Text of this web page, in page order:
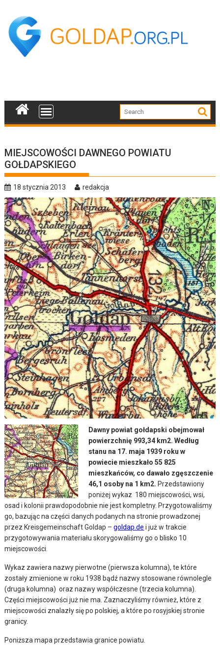
content
MIEJSCOWOŚCI DAWNEGO POWIATU
GOŁDAPSKIEGO
18 stycznia 2013 redakcja
Dawny powiat gołdapski obejmował
powierzchnię 993,34 km2. Według
stanu na 17. maja 1939 roku w
powiecie mieszkało 55 825
mieszkańców, co dawało zgęszczenie
46,1 osoby na 1 km2. Przedstawiony
poniżej wykaz 180 miejscowości, wsi,
osad i kolonii prawdopodobnie nie jest kompletny. Przygotowaliśmy
go, bazując na części danych podanych na stronie prowadzonej
przez Kreisgemeinschaft Goldap –goldap.de i już w trakcie
przygotowywania materiału skorygowaliśmy go o blisko 10
miejscowości.
Wykaz zawiera nazwy pierwotne (pierwsza kolumna), te które
zostały zmienione w roku 1938 bądź nazwy stosowane równolegle
(druga kolumna) oraz nazwy współczesne (trzecia kolumna).
Części miejscowości już nie ma. Zaznaczyliśmy również, które z
miejscowości znalazły się po polskiej, a które po rosyjskiej stronie
granicy.
Poniższa mapa przedstawia granice powiatu.